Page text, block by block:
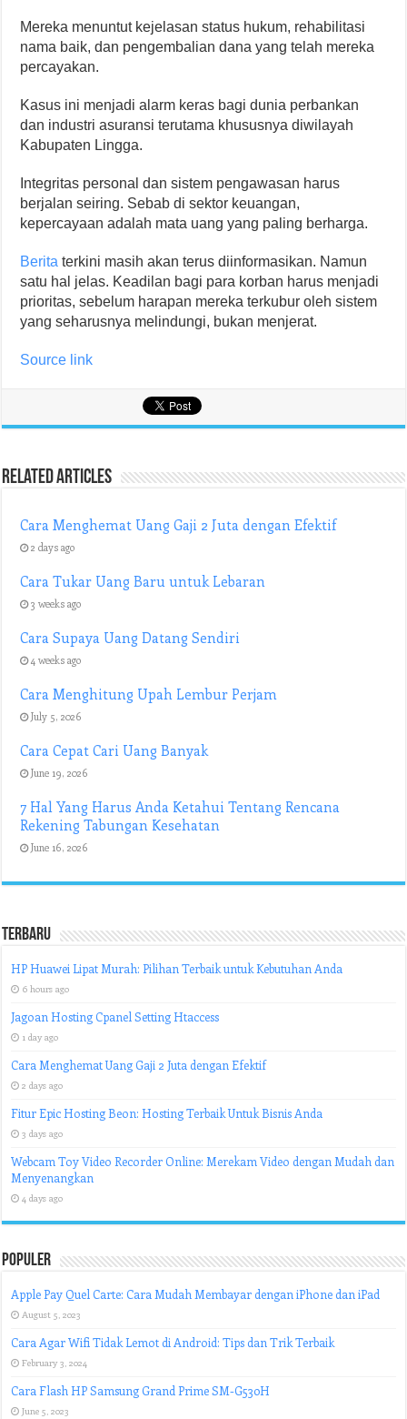
Mereka menuntut kejelasan status hukum, rehabilitasi
nama baik, dan pengembalian dana yang telah mereka
percayakan.
Kasus ini menjadi alarm keras bagi dunia perbankan
dan industri asuransi terutama khususnya diwilayah
Kabupaten Lingga.
Integritas personal dan sistem pengawasan harus
berjalan seiring. Sebab di sektor keuangan,
kepercayaan adalah mata uang yang paling berharga.
Berita terkini masih akan terus diinformasikan. Namun
satu hal jelas. Keadilan bagi para korban harus menjadi
prioritas, sebelum harapan mereka terkubur oleh sistem
yang seharusnya melindungi, bukan menjerat.
Source link
Related Articles
Cara Menghemat Uang Gaji 2 Juta dengan Efektif
2 days ago
Cara Tukar Uang Baru untuk Lebaran
3 weeks ago
Cara Supaya Uang Datang Sendiri
4 weeks ago
Cara Menghitung Upah Lembur Perjam
July 5, 2026
Cara Cepat Cari Uang Banyak
June 19, 2026
7 Hal Yang Harus Anda Ketahui Tentang Rencana
Rekening Tabungan Kesehatan
June 16, 2026
Terbaru
HP Huawei Lipat Murah: Pilihan Terbaik untuk Kebutuhan Anda
6 hours ago
Jagoan Hosting Cpanel Setting Htaccess
1 day ago
Cara Menghemat Uang Gaji 2 Juta dengan Efektif
2 days ago
Fitur Epic Hosting Beon: Hosting Terbaik Untuk Bisnis Anda
3 days ago
Webcam Toy Video Recorder Online: Merekam Video dengan Mudah dan
Menyenangkan
4 days ago
Populer
Apple Pay Quel Carte: Cara Mudah Membayar dengan iPhone dan iPad
August 5, 2023
Cara Agar Wifi Tidak Lemot di Android: Tips dan Trik Terbaik
February 3, 2024
Cara Flash HP Samsung Grand Prime SM-G530H
June 5, 2023